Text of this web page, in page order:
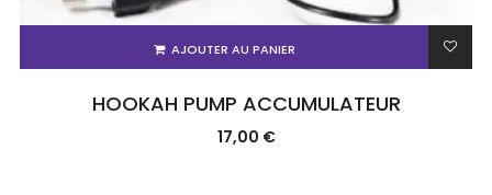
AJOUTER AU PANIER
HOOKAH PUMP ACCUMULATEUR
17,00 €